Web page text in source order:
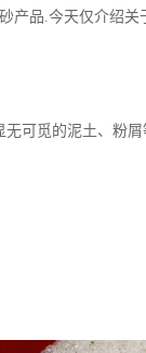
产品.今天仅介绍关
可觅的泥土、粉屑